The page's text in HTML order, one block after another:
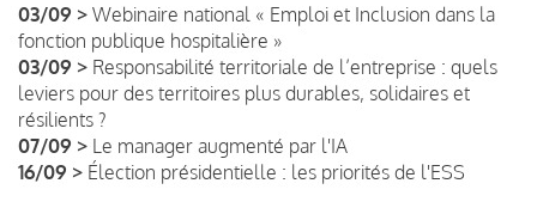
03/09 > Webinaire national « Emploi et Inclusion dans la
fonction publique hospitalière »
03/09 > Responsabilité territoriale de l’entreprise : quels
leviers pour des territoires plus durables, solidaires et
résilients ?
07/09 > Le manager augmenté par l'IA
16/09 > Élection présidentielle : les priorités de l'ESS